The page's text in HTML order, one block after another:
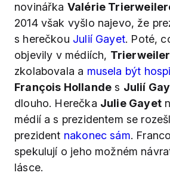
novinářka Valérie
2014 však vyšlo najevo, že
s herečkou Julií Gayet. Poté,
objevily v médiích,
zkolabovala a musela být
François Hollande s Julií
dlouho. Herečka Julie Gayet
médií a s prezidentem se
prezident nakonec sám.
spekulují o jeho možném
lásce.